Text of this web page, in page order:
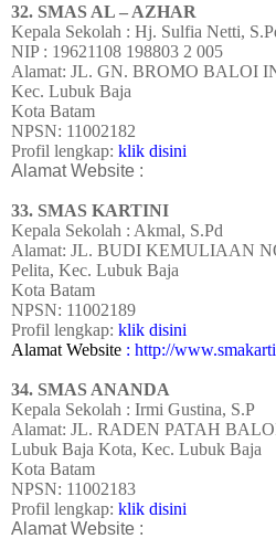
32. SMAS AL – AZHAR
Kepala Sekolah : Hj. Sulfia Netti,
NIP : 19621108 198803 2 005
Alamat: JL. GN. BROMO BALOI
Kec. Lubuk Baja
Kota Batam
NPSN: 11002182
Profil lengkap: klik disini
Alamat Website :
33. SMAS KARTINI
Kepala Sekolah : Akmal, S.Pd
Alamat: JL. BUDI KEMULIAAN
Pelita, Kec. Lubuk Baja
Kota Batam
NPSN: 11002189
Profil lengkap: klik disini
Alamat Website : http://
34. SMAS ANANDA
Kepala Sekolah : Irmi Gustina, S.P
Alamat: JL. RADEN PATAH
Lubuk Baja Kota, Kec. Lubuk Baja
Kota Batam
NPSN: 11002183
Profil lengkap: klik disini
Alamat Website :